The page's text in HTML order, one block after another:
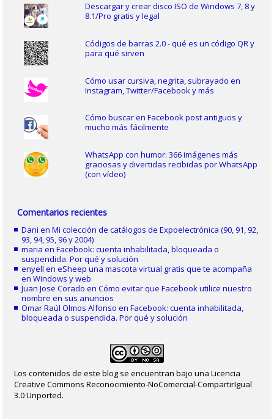
Descargar y crear disco ISO de Windows 7, 8 y
8.1/Pro gratis y legal
Códigos de barras 2.0 - qué es un código QR y
para qué sirven
Cómo usar cursiva, negrita, subrayado en
Instagram, Twitter/Facebook y más
Cómo buscar en Facebook post antiguos y
mucho más fácilmente
WhatsApp con humor: 366 imágenes más
graciosas y divertidas recibidas por WhatsApp
(con vídeo)
Comentarios recientes
Dani enMi colección de catálogos de Expoelectrónica (90, 91, 92,
93, 94, 95, 96 y 2004)
maria enFacebook: cuenta inhabilitada, bloqueada o
suspendida. Por qué y solución
enyell eneSheep una mascota virtual gratis que te acompaña
en Windows y web
Juan Jose Corado enCómo evitar que Facebook utilice nuestro
nombre en sus anuncios
Omar Raúl Olmos Alfonso enFacebook: cuenta inhabilitada,
bloqueada o suspendida. Por qué y solución
Los contenidos de este blog se encuentran bajo una Licencia
Creative Commons Reconocimiento-NoComercial-CompartirIgual
3.0 Unported.